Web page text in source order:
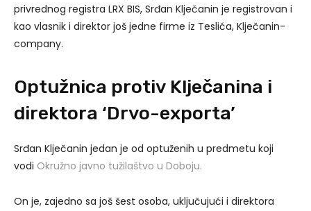
privrednog registra LRX BIS, Srđan Klječanin je registrovan i
kao vlasnik i direktor još jedne firme iz Teslića, Klječanin-
company.
Optužnica protiv Klječanina i
direktora ‘Drvo-exporta’
Srđan Klječanin jedan je od optuženih u predmetu koji
vodi Okružno javno tužilaštvo u Doboju.
On je, zajedno sa još šest osoba, uključujući i direktora